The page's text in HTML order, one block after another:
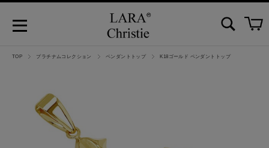
TOP プラチナムコレクション ペンダントトップ K18ゴールド ペンダントトップ